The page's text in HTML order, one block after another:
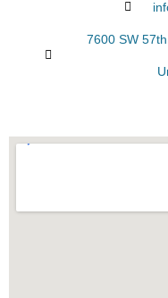
7600 SW